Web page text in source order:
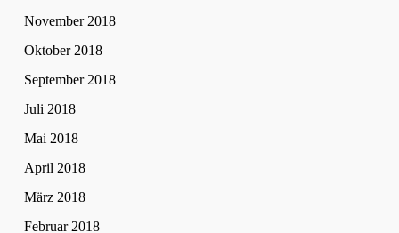
November 2018
Oktober 2018
September 2018
Juli 2018
Mai 2018
April 2018
März 2018
Februar 2018